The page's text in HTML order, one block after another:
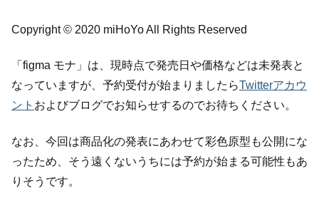
Copyright © 2020 miHoYo All Rights Reserved
「figma モナ」は、現時点で発売日や価格などは未発表と
なっていますが、予約受付が始まりましたらTwitterアカウ
ント およびブログでお知らせするのでお待ちください。
なお、今回は商品化の発表にあわせて彩色原型も公開にな
ったため、そう遠くないうちには予約が始まる可能性もあ
りそうです。